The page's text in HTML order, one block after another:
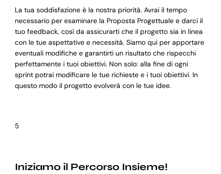
La tua soddisfazione è la nostra priorità. Avrai il tempo
necessario per esaminare la Proposta Progettuale e darci il
tuo feedback, così da assicurarti che il progetto sia in linea
con le tue aspettative e necessità. Siamo qui per apportare
eventuali modifiche e garantirti un risultato che rispecchi
perfettamente i tuoi obiettivi. Non solo: alla fine di ogni
sprint potrai modificare le tue richieste e i tuoi obiettivi. In
questo modo il progetto evolverà con le tue idee.
5
Iniziamo il Percorso Insieme!